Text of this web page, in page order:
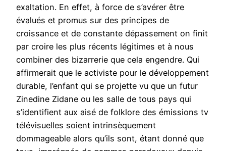
exaltation. En effet, à force de s’avérer être
évalués et promus sur des principes de
croissance et de constante dépassement on finit
par croire les plus récents légitimes et à nous
combiner des bizarrerie que cela engendre. Qui
affirmerait que le activiste pour le développement
durable, l’enfant qui se projette vu que un futur
Zinedine Zidane ou les salle de tous pays qui
s’identifient aux aisé de folklore des émissions tv
télévisuelles soient intrinsèquement
dommageable alors qu’ils sont, étant donné que